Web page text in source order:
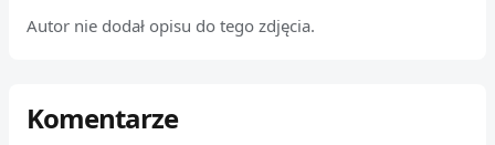
Autor nie dodał opisu do tego zdjęcia.
Komentarze